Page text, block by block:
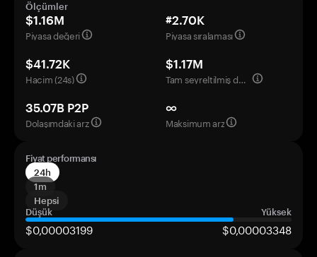
Ölçümler
$1.16M
Piyasa değeri
#2.70K
Piyasa sıralaması
$41.72K
Hacim (24s)
$1.17M
Tam seyreltilmiş değerleme
35.07B P2P
Dolaşımdaki arz
∞
Maksimum arz
Fiyat performansı
24h
1m
Hepsi
Düşük
Yüksek
$0,00003199 $0,00003348